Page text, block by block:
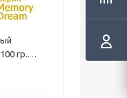
гр.
Когда